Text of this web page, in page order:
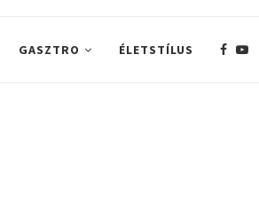
GASZTRO ÉLETSTÍLUS